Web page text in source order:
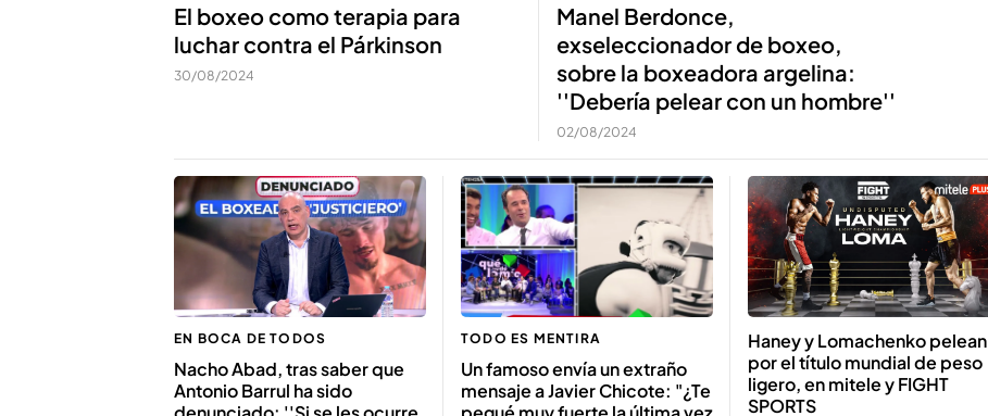
El boxeo como terapia para
luchar contra el Párkinson
30/08/2024
Manel Berdonce,
exseleccionador de boxeo,
sobre la boxeadora argelina:
''Debería pelear con un hombre''
02/08/2024
EN BOCA DE TODOS
Nacho Abad, tras saber que
Antonio Barrul ha sido
TODO ES MENTIRA
Un famoso envía un extraño
mensaje a Javier Chicote: "¿Te
Haney y Lomachenko pelean
por el título mundial de peso
ligero, en mitele y FIGHT
SPORTS